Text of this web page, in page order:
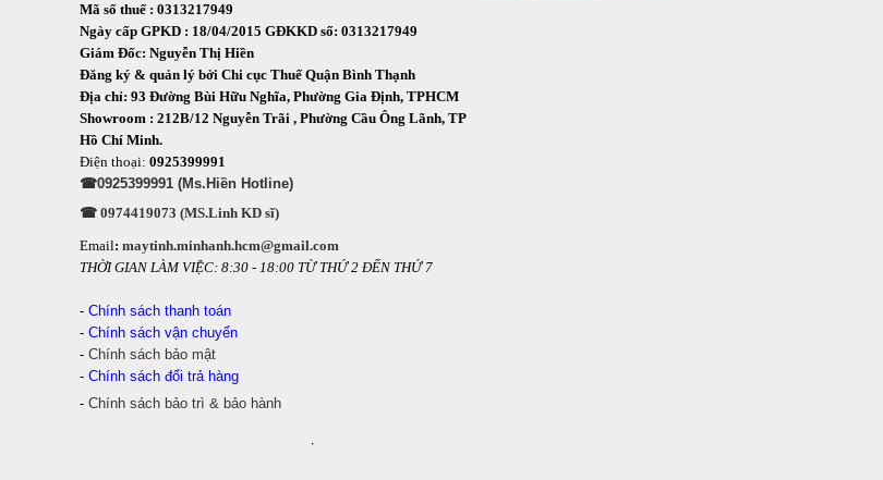
Mã số thuế : 0313217949
Ngày cấp GPKD : 18/04/2015 GĐKKD số: 0313217949
Giám Đốc: Nguyễn Thị Hiền
Đăng ký & quản lý bởi Chi cục Thuế Quận Bình Thạnh
Địa chỉ: 93 Đường Bùi Hữu Nghĩa, Phường Gia Định, TPHCM
Showroom : 212B/12 Nguyễn Trãi , Phường Cầu Ông Lãnh, TP
Hồ Chí Minh.
Điện thoại: 0925399991
☎0925399991 (Ms.Hiền Hotline)
☎ 0974419073 (MS.Linh KD sĩ)
Email: maytinh.minhanh.hcm@gmail.com
THỜI GIAN LÀM VIỆC: 8:30 - 18:00 TỪ THỨ 2 ĐẾN THỨ 7
- Chính sách thanh toán
- Chính sách vận chuyển
- Chính sách bảo mật
- Chính sách đổi trả hàng
- Chính sách bảo trì & bảo hành